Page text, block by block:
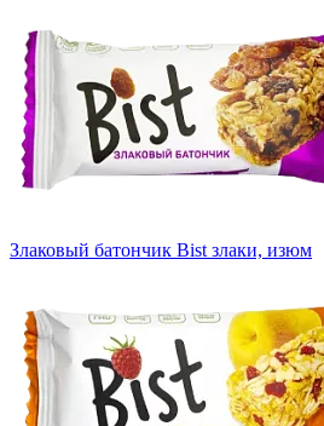
Злаковый батончик Bist злаки, изюм